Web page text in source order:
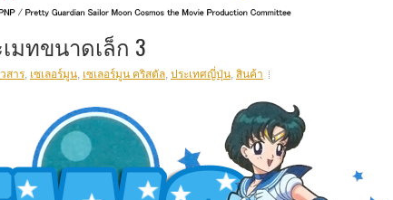
มทขนาดเล็ก 3
สาร, เซเลอร์มูน, เซเลอร์มูน คริสตัล, ประเทศญี่ปุ่น, สินค้า